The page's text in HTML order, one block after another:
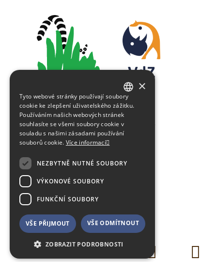
GERMAN
×
Tyto webové stránky používají soubory
cookie ke zlepšení uživatelského zážitku.
Používáním našich webových stránek
souhlasíte se všemi soubory cookie v
souladu s našimi zásadami používání
souborů cookie. Více informací
NEZBYTNĚ NUTNÉ SOUBORY
VÝKONOVÉ SOUBORY
FUNKČNÍ SOUBORY
VŠE PŘIJMOUT VŠE ODMÍTNOUT
ZOBRAZIT PODROBNOSTI